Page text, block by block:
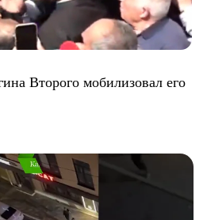
Второго мобилизовал его